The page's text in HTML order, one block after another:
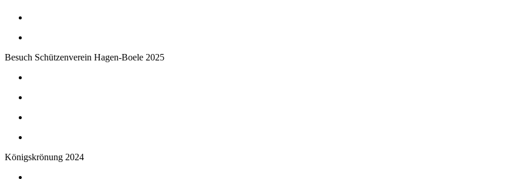
Besuch Schützenverein Hagen-Boele 2025
Königskrönung 2024